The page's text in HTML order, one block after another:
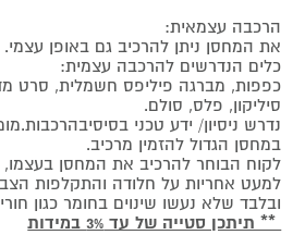
הרכבה עצמאית:
את המחסן ניתן להרכיב גם באופן עצמי.
כלים הנדרשים להרכבה עצמית:
כפפות, מברגה פיליפס חשמלית, סרט
סיליקון, פלס, סולם.
נדרש ניסיון/ ידע טכני
במחסן הגדול להזמין מרכיב.
לקוח הבוחר להרכיב את המחסן בעצמו,
למעט אחריות על חלודה והתקלפות
ובלבד שלא נעשו שינוים בחומר כגון
** תיתכן סטייה של עד 3% במידות